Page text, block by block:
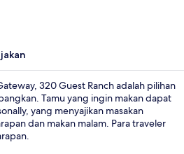
320 Guest Ranch adalah pilihan
Tamu yang ingin makan dapat
yang menyajikan masakan
dan makan malam. Para traveler